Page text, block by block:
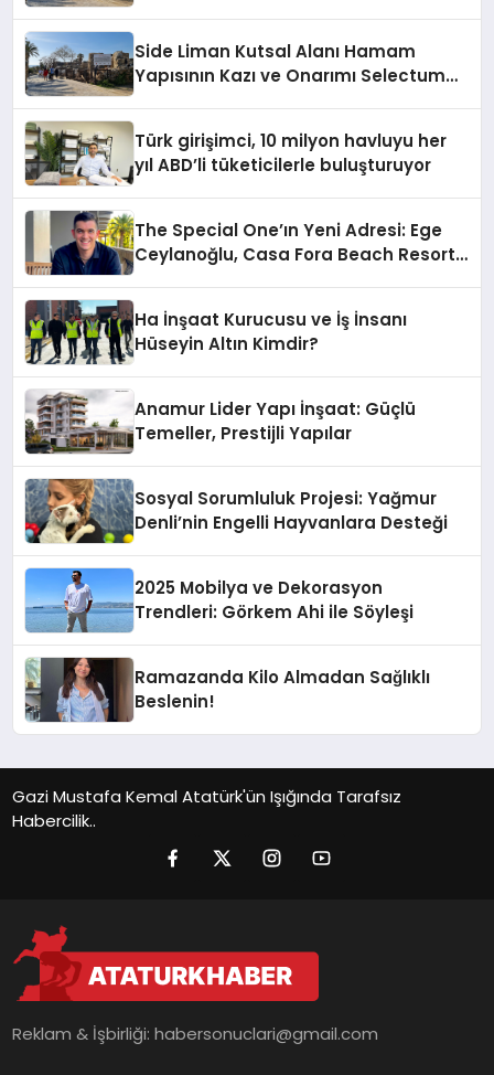
Side Liman Kutsal Alanı Hamam
Yapısının Kazı ve Onarımı Selectum
Türk girişimci, 10 milyon havluyu her
yıl ABD’li tüketicilerle buluşturuyor
The Special One’ın Yeni Adresi: Ege
Ceylanoğlu, Casa Fora Beach Resort
Ha İnşaat Kurucusu ve İş İnsanı
Hüseyin Altın Kimdir?
Anamur Lider Yapı İnşaat: Güçlü
Temeller, Prestijli Yapılar
Sosyal Sorumluluk Projesi: Yağmur
Denli’nin Engelli Hayvanlara Desteği
2025 Mobilya ve Dekorasyon
Trendleri: Görkem Ahi ile Söyleşi
Ramazanda Kilo Almadan Sağlıklı
Beslenin!
Gazi Mustafa Kemal Atatürk'ün Işığında Tarafsız
Habercilik..
Reklam & İşbirliği:habersonuclari@gmail.com